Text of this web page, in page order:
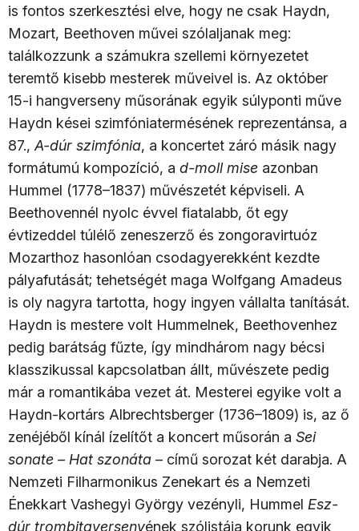
is fontos szerkesztési elve, hogy ne csak Haydn,
Mozart, Beethoven művei szólaljanak meg:
találkozzunk a számukra szellemi környezetet
teremtő kisebb mesterek műveivel is. Az október
15-i hangverseny műsorának egyik súlyponti műve
Haydn kései szimfóniatermésének reprezentánsa, a
87., A-dúr szimfónia, a koncertet záró másik nagy
formátumú kompozíció, a d-moll mise azonban
Hummel (1778–1837) művészetét képviseli. A
Beethovennél nyolc évvel fiatalabb, őt egy
évtizeddel túlélő zeneszerző és zongoravirtuóz
Mozarthoz hasonlóan csodagyerekként kezdte
pályafutását; tehetségét maga Wolfgang Amadeus
is oly nagyra tartotta, hogy ingyen vállalta tanítását.
Haydn is mestere volt Hummelnek, Beethovenhez
pedig barátság fűzte, így mindhárom nagy bécsi
klasszikussal kapcsolatban állt, művészete pedig
már a romantikába vezet át. Mesterei egyike volt a
Haydn-kortárs Albrechtsberger (1736–1809) is, az ő
zenéjéből kínál ízelítőt a koncert műsorán a Sei
sonate – Hat szonáta – című sorozat két darabja. A
Nemzeti Filharmonikus Zenekart és a Nemzeti
Énekkart Vashegyi György vezényli, Hummel Esz-
dúr trombitaversenyének szólistája korunk egyik